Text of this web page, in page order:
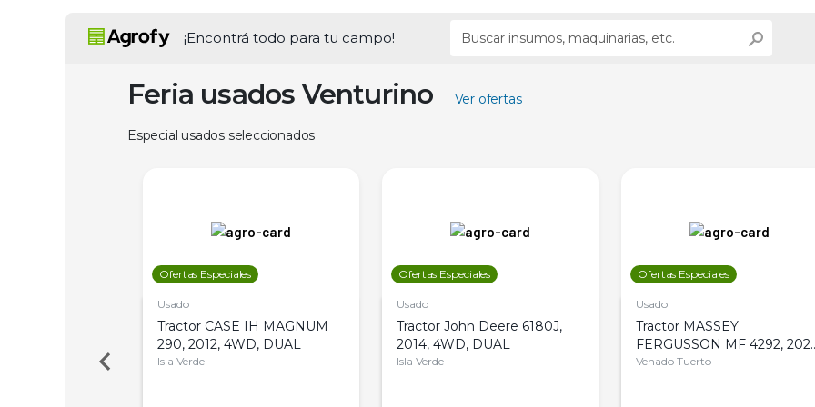
¡Encontrá todo para tu campo!
Feria usados Venturino Ver ofertas
Especial usados seleccionados
Ofertas Especiales
Usado
Tractor CASE IH MAGNUM
290, 2012, 4WD, DUAL
Isla Verde
Ofertas Especiales
Usado
Tractor John Deere 6180J,
2014, 4WD, DUAL
Isla Verde
Ofertas Especiales
Usado
Tractor MASSEY
FERGUSSON MF 4292,
4WD, PATON
Venado Tuerto